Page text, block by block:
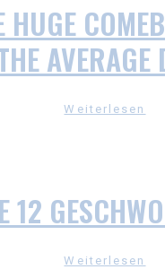
HUGE
AVERAGE
Weiterlesen
12
Weiterlesen